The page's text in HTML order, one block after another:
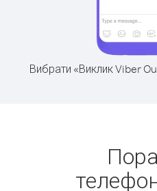
Вибрати «Виклик Viber